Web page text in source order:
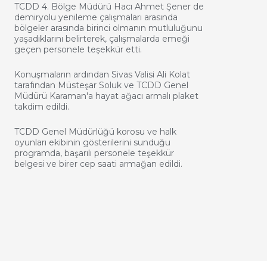
TCDD 4. Bölge Müdürü Hacı Ahmet Şener de
demiryolu yenileme çalışmaları arasında
bölgeler arasında birinci olmanın mutluluğunu
yaşadıklarını belirterek, çalışmalarda emeği
geçen personele teşekkür etti.
Konuşmaların ardından Sivas Valisi Ali Kolat
tarafından Müsteşar Soluk ve TCDD Genel
Müdürü Karaman'a hayat ağacı armalı plaket
takdim edildi.
TCDD Genel Müdürlüğü korosu ve halk
oyunları ekibinin gösterilerini sunduğu
programda, başarılı personele teşekkür
belgesi ve birer cep saati armağan edildi.